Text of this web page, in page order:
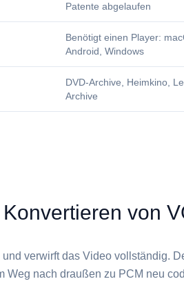
Patente abgelaufen
Benötigt einen Player:
Android, Windows
DVD-Archive, Heimkino,
Archive
von
verwirft das Video vollständig.
Weg nach draußen zu PCM neu